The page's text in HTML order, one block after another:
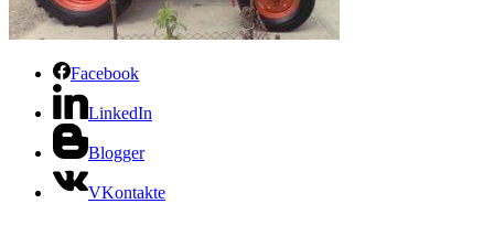
Facebook
LinkedIn
Blogger
VKontakte